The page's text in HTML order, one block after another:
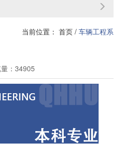
当前位置： 首页 / 车辆工程系
：34905